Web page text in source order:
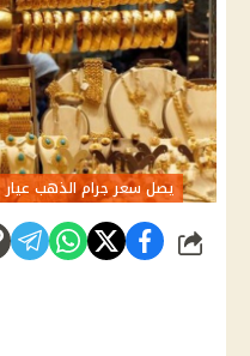
يصل سعر جرام الذهب عيار 21 إلى 4000 جنيه بنهاية العام الجاري
شارك